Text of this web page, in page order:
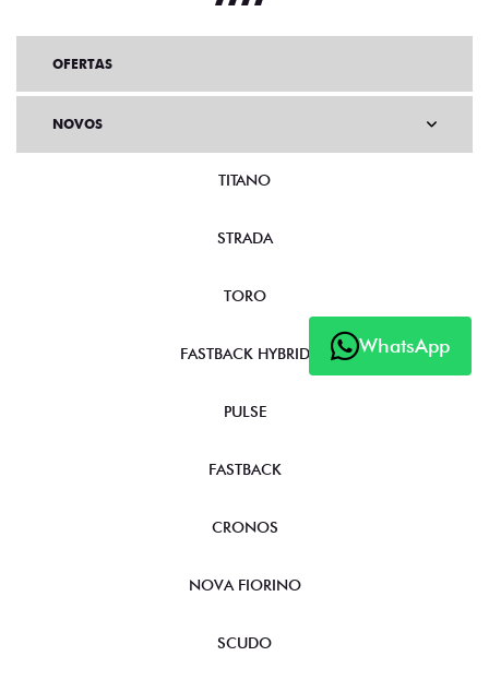
WhatsApp
OFERTAS
NOVOS
TITANO
STRADA
TORO
FASTBACK HYBRID
PULSE
FASTBACK
CRONOS
NOVA FIORINO
SCUDO